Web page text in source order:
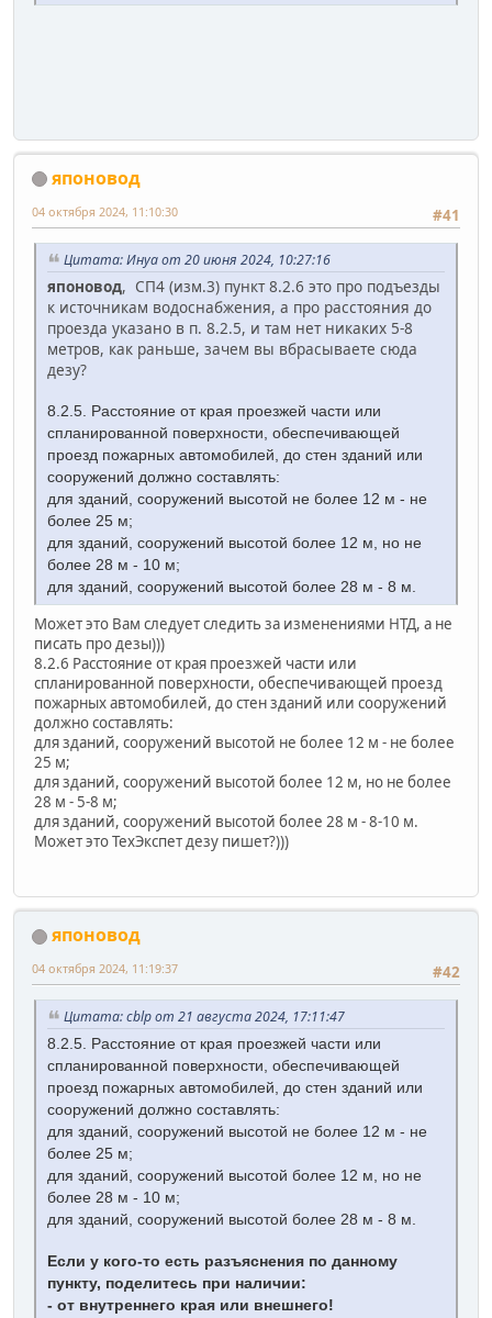
японовод
#41
04 октября 2024, 11:10:30
Цитата: Инуа от 20 июня 2024, 10:27:16
японовод, СП4 (изм.3) пункт 8.2.6 это про подъезды
к источникам водоснабжения, а про расстояния до
проезда указано в п. 8.2.5, и там нет никаких 5-8
метров, как раньше, зачем вы вбрасываете сюда
дезу?
8.2.5. Расстояние от края проезжей части или
спланированной поверхности, обеспечивающей
проезд пожарных автомобилей, до стен зданий или
сооружений должно составлять:
для зданий, сооружений высотой не более 12 м - не
более 25 м;
для зданий, сооружений высотой более 12 м, но не
более 28 м - 10 м;
для зданий, сооружений высотой более 28 м - 8 м.
Может это Вам следует следить за изменениями НТД, а не
писать про дезы)))
8.2.6 Расстояние от края проезжей части или
спланированной поверхности, обеспечивающей проезд
пожарных автомобилей, до стен зданий или сооружений
должно составлять:
для зданий, сооружений высотой не более 12 м - не более
25 м;
для зданий, сооружений высотой более 12 м, но не более
28 м - 5-8 м;
для зданий, сооружений высотой более 28 м - 8-10 м.
Может это ТехЭкспет дезу пишет?)))
японовод
#42
04 октября 2024, 11:19:37
Цитата: cblp от 21 августа 2024, 17:11:47
8.2.5. Расстояние от края проезжей части или
спланированной поверхности, обеспечивающей
проезд пожарных автомобилей, до стен зданий или
сооружений должно составлять:
для зданий, сооружений высотой не более 12 м - не
более 25 м;
для зданий, сооружений высотой более 12 м, но не
более 28 м - 10 м;
для зданий, сооружений высотой более 28 м - 8 м.
Если у кого-то есть разъяснения по данному
пункту, поделитесь при наличии:
- от внутреннего края или внешнего!